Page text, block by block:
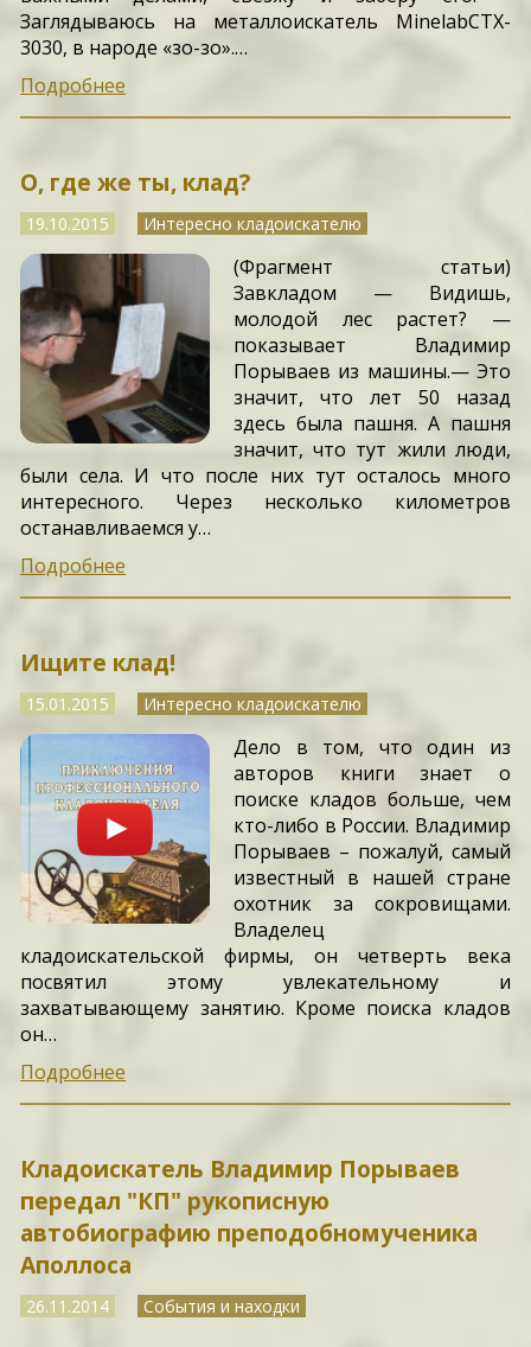
Заглядываюсь на металлоискатель MinelabCTX-
3030, в народе «зо-зо».…
Подробнее
О, где же ты, клад?
19.10.2015 Интересно кладоискателю
(Фрагмент статьи)
Завкладом — Видишь,
молодой лес растет? —
показывает Владимир
Порываев из машины.— Это
значит, что лет 50 назад
здесь была пашня. А пашня
значит, что тут жили люди,
были села. И что после них тут осталось много
интересного. Через несколько километров
останавливаемся у…
Подробнее
Ищите клад!
15.01.2015 Интересно кладоискателю
Дело в том, что один из
авторов книги знает о
поиске кладов больше, чем
кто-либо в России. Владимир
Порываев – пожалуй, самый
известный в нашей стране
охотник за сокровищами.
Владелец
кладоискательской фирмы, он четверть века
посвятил этому увлекательному и
захватывающему занятию. Кроме поиска кладов
он…
Подробнее
Кладоискатель Владимир Порываев
передал "КП" рукописную
автобиографию преподобномученика
Аполлоса
26.11.2014 События и находки